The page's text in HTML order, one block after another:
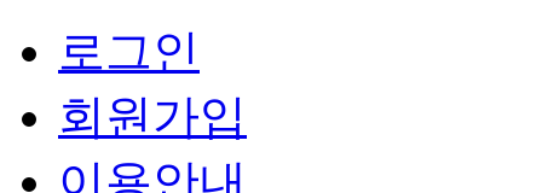
로그인
회원가입
이용안내